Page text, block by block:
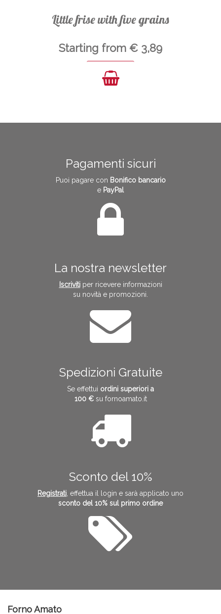
Little frise with five grains
Starting from € 3,89
Pagamenti sicuri
Puoi pagare con Bonifico bancario
e PayPal
La nostra newsletter
Iscrivitiper ricevere informazioni
su novità e promozioni.
Spedizioni Gratuite
Se effettui ordini superiori a
100 €su fornoamato.it
Sconto del 10%
Registrati, effettua il login e sarà applicato uno
sconto del 10% sul primo ordine
Forno Amato